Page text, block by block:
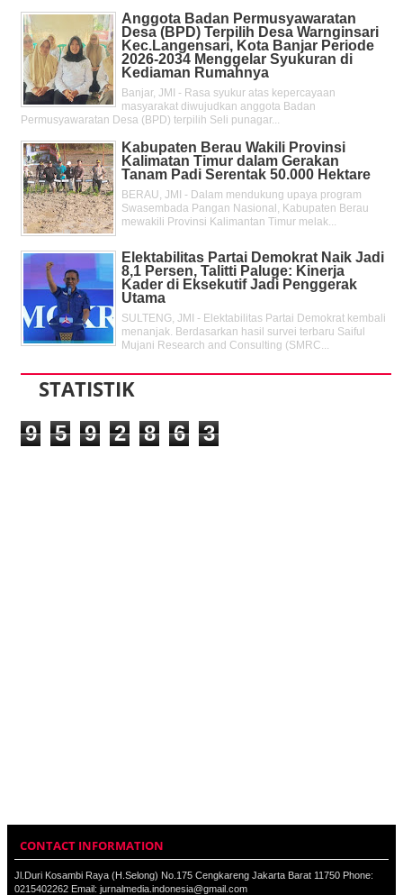
Anggota Badan Permusyawaratan
Desa (BPD) Terpilih Desa Warnginsari
Kec.Langensari, Kota Banjar Periode
2026-2034 Menggelar Syukuran di
Kediaman Rumahnya
Banjar, JMI - Rasa syukur atas kepercayaan
masyarakat diwujudkan anggota Badan
Permusyawaratan Desa (BPD) terpilih Seli punagar...
Kabupaten Berau Wakili Provinsi
Kalimatan Timur dalam Gerakan
Tanam Padi Serentak 50.000 Hektare
BERAU, JMI - Dalam mendukung upaya program
Swasembada Pangan Nasional, Kabupaten Berau
mewakili Provinsi Kalimantan Timur melak...
Elektabilitas Partai Demokrat Naik Jadi
8,1 Persen, Talitti Paluge: Kinerja
Kader di Eksekutif Jadi Penggerak
Utama
SULTENG, JMI - Elektabilitas Partai Demokrat kembali
menanjak. Berdasarkan hasil survei terbaru Saiful
Mujani Research and Consulting (SMRC...
STATISTIK
9 5 9 2 8 6 3
CONTACT INFORMATION
Jl.Duri Kosambi Raya (H.Selong) No.175 Cengkareng Jakarta Barat 11750 Phone:
0215402262 Email: jurnalmedia.indonesia@gmail.com